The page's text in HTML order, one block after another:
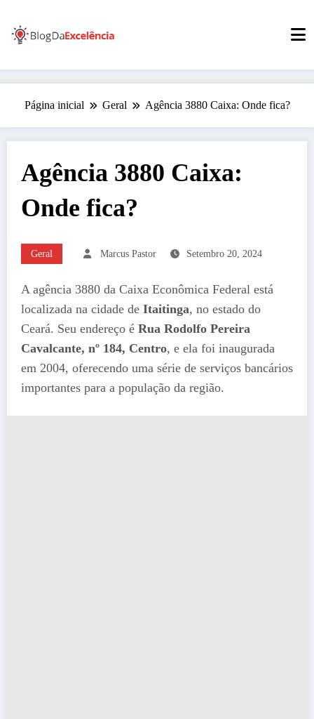
para
conteúdo
Página inicial Geral Agência 3880 Caixa: Onde fica?
Agência 3880 Caixa:
Onde fica?
Geral Marcus Pastor Setembro 20, 2024
A agência 3880 da Caixa Econômica Federal está
localizada na cidade de Itaitinga, no estado do
Ceará. Seu endereço é Rua Rodolfo Pereira
Cavalcante, nº 184, Centro, e ela foi inaugurada
em 2004, oferecendo uma série de serviços bancários
importantes para a população da região​.